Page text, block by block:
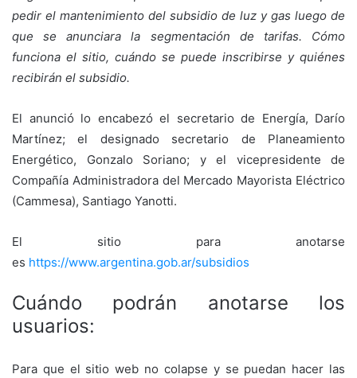
pedir el mantenimiento del subsidio de luz y gas luego de
que se anunciara la segmentación de tarifas. Cómo
funciona el sitio, cuándo se puede inscribirse y quiénes
recibirán el subsidio.
El anunció lo encabezó el secretario de Energía, Darío
Martínez; el designado secretario de Planeamiento
Energético, Gonzalo Soriano; y el vicepresidente de
Compañía Administradora del Mercado Mayorista Eléctrico
(Cammesa), Santiago Yanotti.
El sitio para anotarse
es https://www.argentina.gob.ar/subsidios
Cuándo podrán anotarse los
usuarios:
Para que el sitio web no colapse y se puedan hacer las